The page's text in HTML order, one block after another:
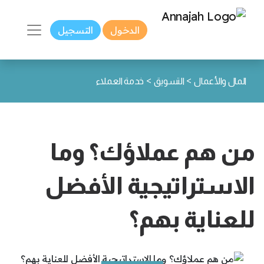
الدخول التسجيل
المال والأعمال > التسويق > خدمة العملاء
من هم عملاؤك؟ وما
الاستراتيجية الأفضل
للعناية بهم؟